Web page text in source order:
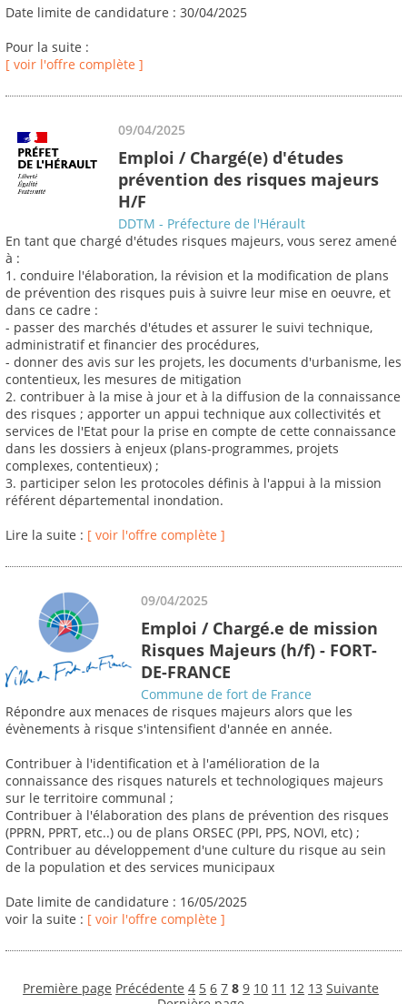
Date limite de candidature : 30/04/2025
Pour la suite :
[ voir l'offre complète ]
09/04/2025
Emploi / Chargé(e) d'études
prévention des risques majeurs
H/F
DDTM - Préfecture de l'Hérault
En tant que chargé d'études risques majeurs, vous serez amené
à :
1. conduire l'élaboration, la révision et la modification de plans
de prévention des risques puis à suivre leur mise en oeuvre, et
dans ce cadre :
- passer des marchés d'études et assurer le suivi technique,
administratif et financier des procédures,
- donner des avis sur les projets, les documents d'urbanisme, les
contentieux, les mesures de mitigation
2. contribuer à la mise à jour et à la diffusion de la connaissance
des risques ; apporter un appui technique aux collectivités et
services de l'Etat pour la prise en compte de cette connaissance
dans les dossiers à enjeux (plans-programmes, projets
complexes, contentieux) ;
3. participer selon les protocoles définis à l'appui à la mission
référent départemental inondation.
Lire la suite : [ voir l'offre complète ]
09/04/2025
Emploi / Chargé.e de mission
Risques Majeurs (h/f) - FORT-
DE-FRANCE
Commune de fort de France
Répondre aux menaces de risques majeurs alors que les
évènements à risque s'intensifient d'année en année.
Contribuer à l'identification et à l'amélioration de la
connaissance des risques naturels et technologiques majeurs
sur le territoire communal ;
Contribuer à l'élaboration des plans de prévention des risques
(PPRN, PPRT, etc..) ou de plans ORSEC (PPI, PPS, NOVI, etc) ;
Contribuer au développement d'une culture du risque au sein
de la population et des services municipaux
Date limite de candidature : 16/05/2025
voir la suite : [ voir l'offre complète ]
Première page Précédente 4 5 6 7 8 9 10 11 12 13 Suivante